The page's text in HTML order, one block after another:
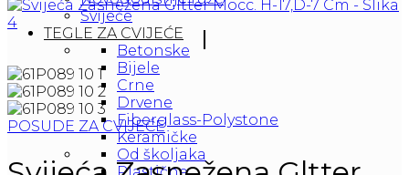
Svijeće
TEGLE ZA CVIJEĆE
Betonske
Bijele
Crne
Drvene
Fiberglass-Polystone
Keramičke
Od školjaka
POSUDE ZA CVIJEĆE